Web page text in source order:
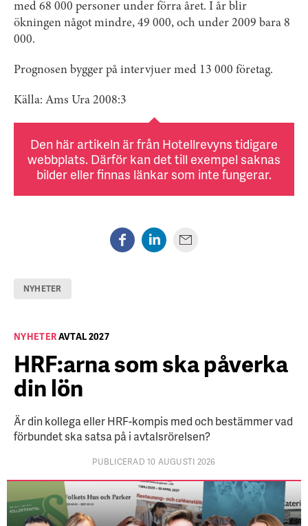
med 68 000 personer under förra året. I år blir
ökningen något mindre, 49 000, och under 2009 bara 8
000.
Prognosen bygger på intervjuer med 13 000 företag.
Källa: Ams Ura 2008:3
Den här artikeln är från Hotellrevyns tidigare
webbplats. Därför kan det till exempel saknas
bilder eller finnas länkar som inte fungerar.
NYHETER
NYHETERAVTAL 2027
HRF:arna som ska påverka
din lön
Är din kollega eller HRF-kompis med och bestämmer vad
förbundet ska satsa på i avtalsrörelsen?
PUBLICERAD 10 AUGUSTI 2026